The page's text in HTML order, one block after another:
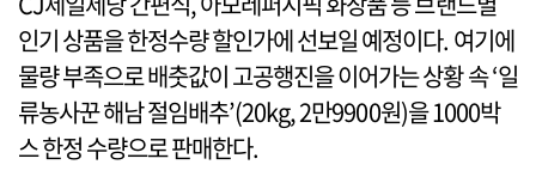
인기 상품을 한정수량 할인가에 선보일 예정이다. 여기에
물량 부족으로 배춧값이 고공행진을 이어가는 상황 속 ‘일
류농사꾼 해남 절임배추’(20kg, 2만9900원)을 1000박
스 한정 수량으로 판매한다.